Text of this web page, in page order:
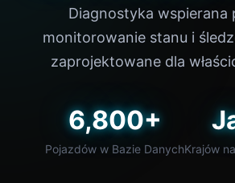
Diagnostyka wspierana
monitorowanie stanu i
zaprojektowane dla
6,800+
Pojazdów w Bazie DanychKrajów